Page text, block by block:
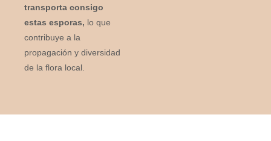
transporta consigo
estas esporas, lo que
contribuye a la
propagación y diversidad
de la flora local.